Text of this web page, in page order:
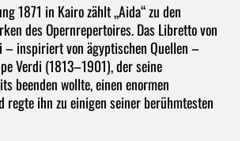
1871 in Kairo zählt „Aida“ zu den
des Opernrepertoires. Das Libretto von
– inspiriert von ägyptischen Quellen –
Verdi (1813–1901), der seine
beenden wollte, einen enormen
regte ihn zu einigen seiner berühmtesten